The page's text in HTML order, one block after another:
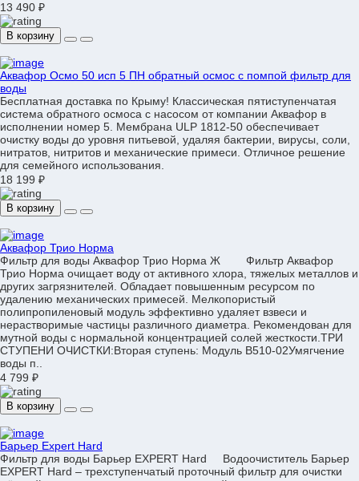
13 490 ₽
В корзину
Аквафор Осмо 50 исп 5 ПН обратный осмос с помпой фильтр для
воды
Бесплатная доставка по Крыму! Классическая пятиступенчатая
система обратного осмоса с насосом от компании Аквафор в
исполнении номер 5. Мембрана ULP 1812-50 обеспечивает
очистку воды до уровня питьевой, удаляя бактерии, вирусы, соли,
нитратов, нитритов и механические примеси. Отличное решение
для семейного использования.
18 199 ₽
В корзину
Аквафор Трио Норма
Фильтр для воды Аквафор Трио Норма Ж Фильтр Аквафор
Трио Норма очищает воду от активного хлора, тяжелых металлов и
других загрязнителей. Обладает повышенным ресурсом по
удалению механических примесей. Мелкопористый
полипропиленовый модуль эффективно удаляет взвеси и
нерастворимые частицы различного диаметра. Рекомендован для
мутной воды с нормальной концентрацией солей жесткости.ТРИ
СТУПЕНИ ОЧИСТКИ:Вторая ступень: Модуль B510-02Умягчение
воды п..
4 799 ₽
В корзину
Барьер Expert Hard
Фильтр для воды Барьер EXPERT Hard Водоочиститель Барьер
EXPERT Hard – трехступенчатый проточный фильтр для очистки